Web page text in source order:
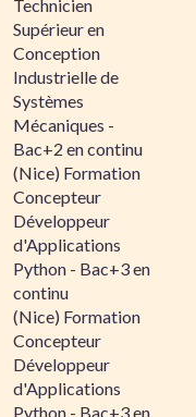
Technicien
Supérieur en
Conception
Industrielle de
Systèmes
Mécaniques -
Bac+2 en continu
(Nice) Formation
Concepteur
Développeur
d'Applications
Python - Bac+3 en
continu
(Nice) Formation
Concepteur
Développeur
d'Applications
Python - Bac+3 en